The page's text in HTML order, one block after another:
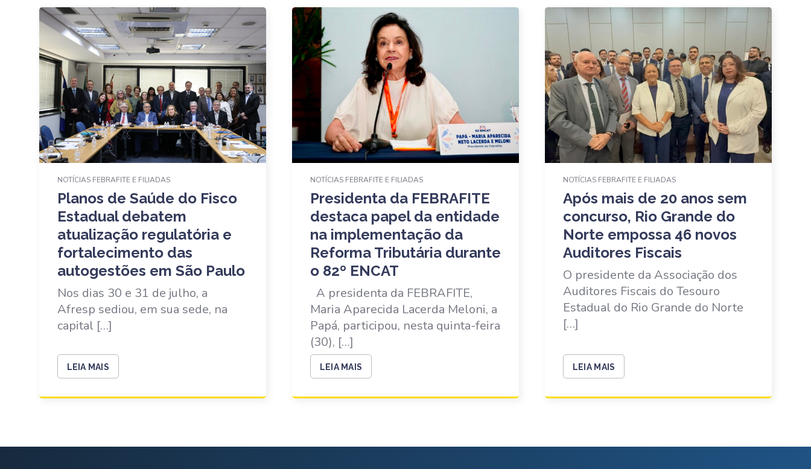
NOTÍCIAS FEBRAFITE E FILIADAS
Planos de Saúde do Fisco
Estadual debatem
atualização regulatória e
fortalecimento das
autogestões em São Paulo
Nos dias 30 e 31 de julho, a
Afresp sediou, em sua sede, na
capital […]
LEIA MAIS
NOTÍCIAS FEBRAFITE E FILIADAS
Presidenta da FEBRAFITE
destaca papel da entidade
na implementação da
Reforma Tributária durante
o 82º ENCAT
A presidenta da FEBRAFITE,
Maria Aparecida Lacerda Meloni, a
Papá, participou, nesta quinta-feira
(30), […]
LEIA MAIS
NOTÍCIAS FEBRAFITE E FILIADAS
Após mais de 20 anos sem
concurso, Rio Grande do
Norte empossa 46 novos
Auditores Fiscais
O presidente da Associação dos
Auditores Fiscais do Tesouro
Estadual do Rio Grande do Norte
[…]
LEIA MAIS